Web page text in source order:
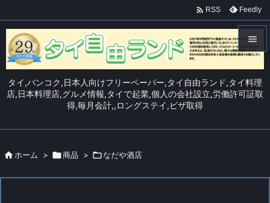
タイ,バンコク,日本人向けフリーペーパー,タイ自由ランド,タイ料理
店,日本料理店,グルメ情報,タイで起業,個人の会社設立,労働許可証取
得,毎月会計,,ロングステイ,ビザ取得

メニュ


 RSS Feedly
 ホーム > 商品 > なだや酒店